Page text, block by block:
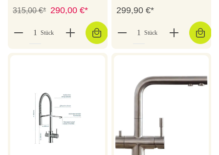
315,00 €* 290,00 €*
Stück
299,90 €*
Stück